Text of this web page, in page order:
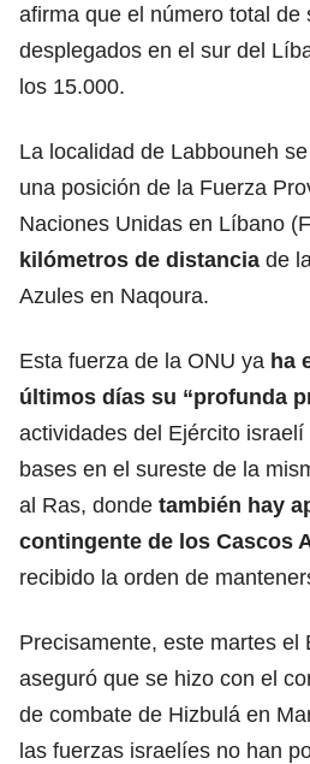
afirma que el número total de
desplegados en el sur del
los 15.000.
La localidad de Labbouneh
una posición de la Fuerza
Naciones Unidas en Líbano
kilómetros de distancia de
Azules en Naqoura.
Esta fuerza de la ONU ya ha
últimos días su “profunda
actividades del Ejército
bases en el sureste de la
al Ras, donde también hay
contingente de los Cascos
recibido la orden de
Precisamente, este martes el
aseguró que se hizo con el
de combate de Hizbulá en
las fuerzas israelíes no han